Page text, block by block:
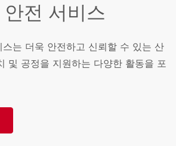
전 서비스
는 더욱 안전하고 신뢰할 수 있는 산
및 공정을 지원하는 다양한 활동을 포